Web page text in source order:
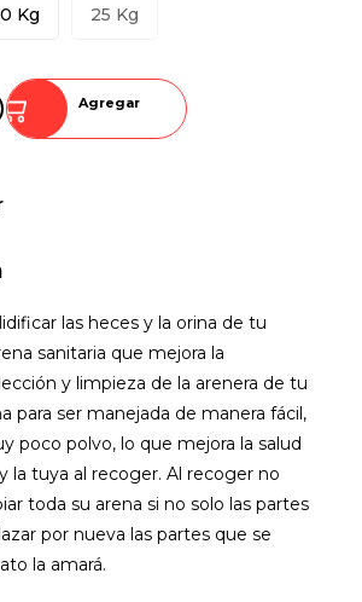
Kg 25 Kg
Agregar
las heces y la orina de tu
sanitaria que mejora la
y limpieza de la arenera de tu
para ser manejada de manera fácil,
poco polvo, lo que mejora la salud
la tuya al recoger. Al recoger no
toda su arena si no solo las partes
por nueva las partes que se
la amará.